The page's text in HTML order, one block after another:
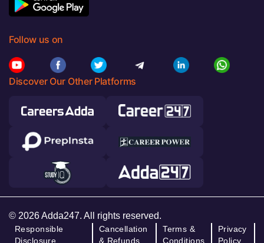
Follow us on
Discover Our Other Platforms
© 2026 Adda247. All rights reserved.
Responsible
Disclosure
Cancellation
& Refunds
Terms &
Conditions
Privacy
Policy